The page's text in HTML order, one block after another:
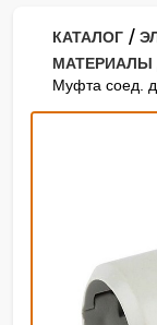
КАТАЛОГ /
Муфта соед.